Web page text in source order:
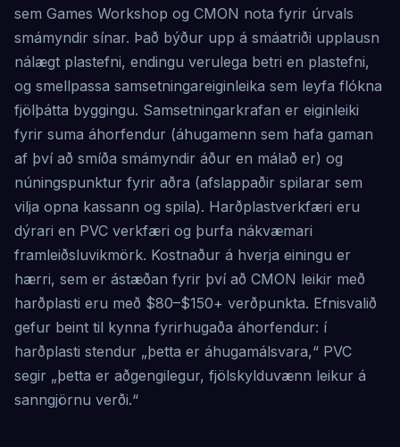
sem Games Workshop og CMON nota fyrir úrvals
smámyndir sínar. Það býður upp á smáatriði upplausn
nálægt plastefni, endingu verulega betri en plastefni,
og smellpassa samsetningareiginleika sem leyfa flókna
fjölþátta byggingu. Samsetningarkrafan er eiginleiki
fyrir suma áhorfendur (áhugamenn sem hafa gaman
af því að smíða smámyndir áður en málað er) og
núningspunktur fyrir aðra (afslappaðir spilarar sem
vilja opna kassann og spila). Harðplastverkfæri eru
dýrari en PVC verkfæri og þurfa nákvæmari
framleiðsluvikmörk. Kostnaður á hverja einingu er
hærri, sem er ástæðan fyrir því að CMON leikir með
harðplasti eru með $80–$150+ verðpunkta. Efnisvalið
gefur beint til kynna fyrirhugaða áhorfendur: í
harðplasti stendur „þetta er áhugamálsvara,“ PVC
segir „þetta er aðgengilegur, fjölskylduvænn leikur á
sanngjörnu verði.“